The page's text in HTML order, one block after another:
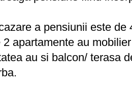
a pensiunii este de
apartamente au
au si balcon/ terasa